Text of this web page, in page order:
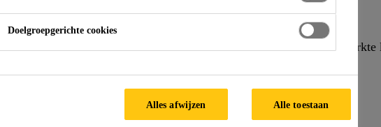
Uitstekende hechting.
Goede bescherming van de wapeningsstaven, zelfs bij beperkte
Kostenbesparend
Doelgroepgerichte cookies
Alles afwijzen Alle toestaan